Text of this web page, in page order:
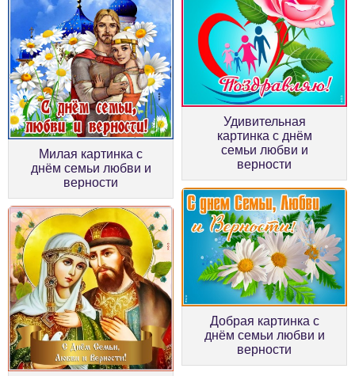
Милая картинка с
днём семьи любви и
верности
Удивительная
картинка с днём
семьи любви и
верности
Добрая картинка с
днём семьи любви и
верности